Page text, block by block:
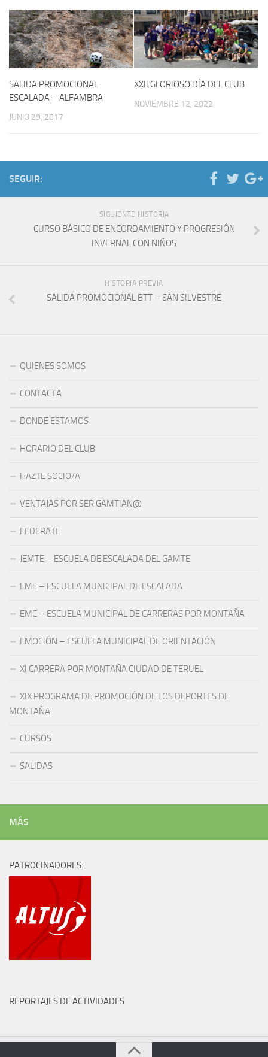
SALIDA PROMOCIONAL
ESCALADA – ALFAMBRA
JUNIO 29, 2017
XXII GLORIOSO DÍA DEL CLUB
NOVIEMBRE 12, 2022
SEGUIR:
SIGUIENTE HISTORIA
CURSO BÁSICO DE ENCORDAMIENTO Y PROGRESIÓN
INVERNAL CON NIÑOS
HISTORIA PREVIA
SALIDA PROMOCIONAL BTT – SAN SILVESTRE
QUIENES SOMOS
CONTACTA
DONDE ESTAMOS
HORARIO DEL CLUB
HAZTE SOCIO/A
VENTAJAS POR SER GAMTIAN@
FEDERATE
JEMTE – ESCUELA DE ESCALADA DEL GAMTE
EME – ESCUELA MUNICIPAL DE ESCALADA
EMC – ESCUELA MUNICIPAL DE CARRERAS POR MONTAÑA
EMOCIÓN – ESCUELA MUNICIPAL DE ORIENTACIÓN
XI CARRERA POR MONTAÑA CIUDAD DE TERUEL
XIX PROGRAMA DE PROMOCIÓN DE LOS DEPORTES DE
MONTAÑA
CURSOS
SALIDAS
MÁS
PATROCINADORES:
REPORTAJES DE ACTIVIDADES